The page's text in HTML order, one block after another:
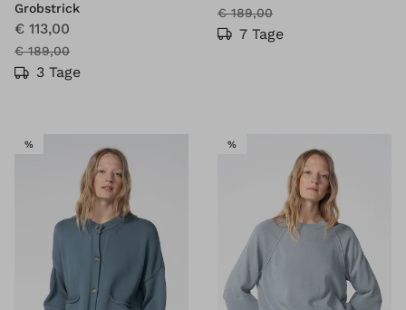
Grobstrick
€ 113,00
€ 189,00
3 Tage
€ 189,00
7 Tage
%SALE %SALE